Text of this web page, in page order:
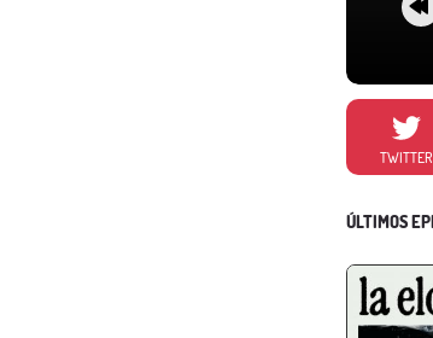
TWITTER
ÚLTIMOS